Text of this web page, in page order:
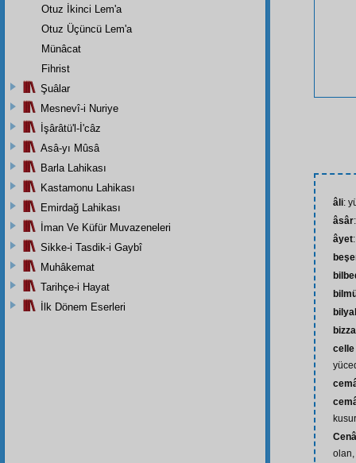
âli:
âsâr
âyet
celle
Otuz İkinci Lem'a
Otuz Üçüncü Lem'a
Münâcat
Fihrist
Şuâlar
Mesnevî-i Nuriye
İşârâtü'l-İ'câz
Asâ-yı Mûsâ
Barla Lahikası
Kastamonu Lahikası
Emirdağ Lahikası
İman Ve Küfür Muvazeneleri
Sikke-i Tasdik-i Gaybî
Muhâkemat
Tarihçe-i Hayat
İlk Dönem Eserleri